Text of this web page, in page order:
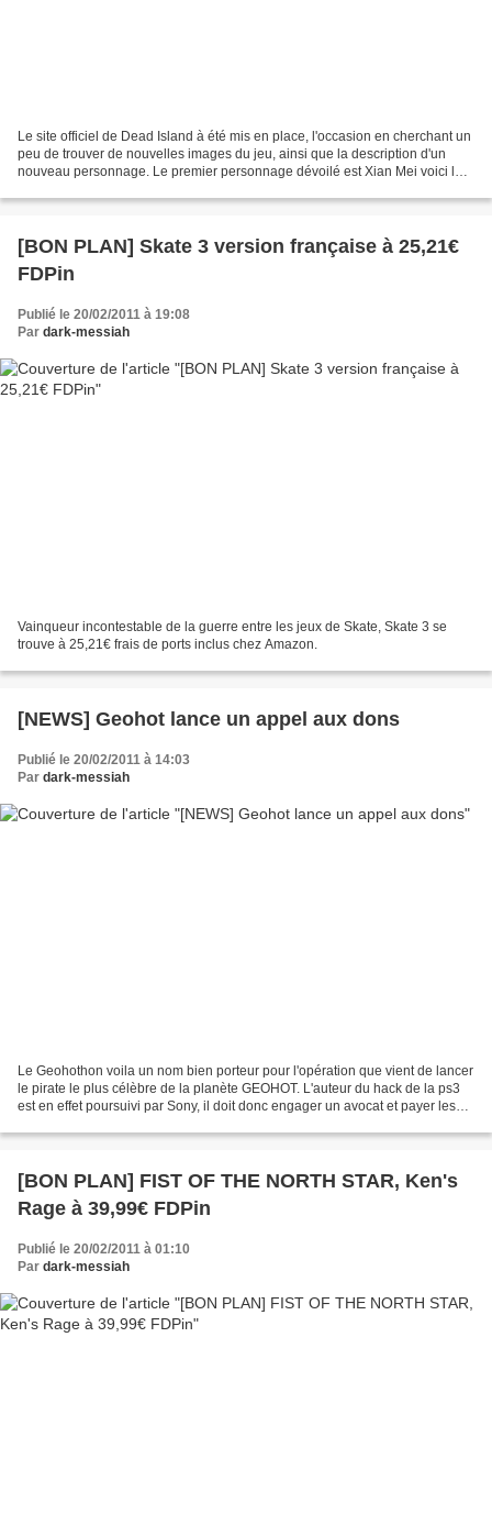
Le site officiel de Dead Island à été mis en place, l'occasion en cherchant un
peu de trouver de nouvelles images du jeu, ainsi que la description d'un
nouveau personnage. Le premier personnage dévoilé est Xian Mei voici la
[BON PLAN] Skate 3 version française à 25,21€
FDPin
Publié le 20/02/2011 à 19:08
Par dark-messiah
Vainqueur incontestable de la guerre entre les jeux de Skate, Skate 3 se
trouve à 25,21€ frais de ports inclus chez Amazon.
[NEWS] Geohot lance un appel aux dons
Publié le 20/02/2011 à 14:03
Par dark-messiah
Le Geohothon voila un nom bien porteur pour l'opération que vient de lancer
le pirate le plus célèbre de la planète GEOHOT. L'auteur du hack de la ps3
est en effet poursuivi par Sony, il doit donc engager un avocat et payer les
[BON PLAN] FIST OF THE NORTH STAR, Ken's
Rage à 39,99€ FDPin
Publié le 20/02/2011 à 01:10
Par dark-messiah